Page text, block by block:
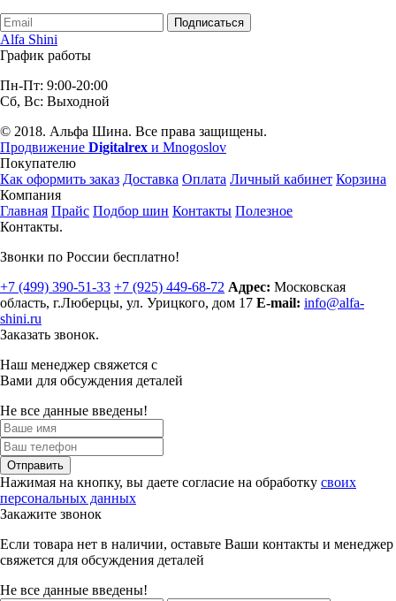
Подписаться
Alfa Shini
График работы
Пн-Пт: 9:00-20:00
Сб, Вс: Выходной
© 2018. Альфа Шина. Все права защищены.
Продвижение Digitalrex и Mnogoslov
Покупателю
Как оформить заказ Доставка Оплата Личный кабинет Корзина
Компания
Главная Прайс Подбор шин Контакты Полезное
Контакты.
Звонки по России бесплатно!
+7 (499) 390-51-33 +7 (925) 449-68-72 Адрес: Московская
область, г.Люберцы, ул. Урицкого, дом 17 E-mail: info@alfa-
shini.ru
Заказать звонок.
Наш менеджер свяжется с
Вами для обсуждения деталей
Не все данные введены!
Отправить
Нажимая на кнопку, вы даете согласие на обработку своих
персональных данных
Закажите звонок
Если товара нет в наличии, оставьте Ваши контакты и менеджер
свяжется для обсуждения деталей
Не все данные введены!